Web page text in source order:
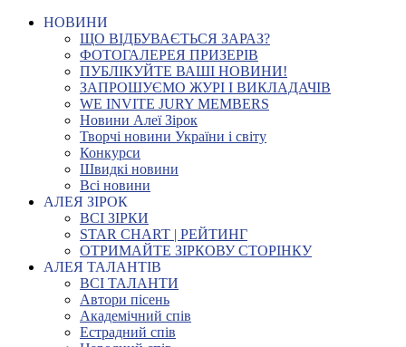
НОВИНИ
ЩО ВІДБУВАЄТЬСЯ ЗАРАЗ?
ФОТОГАЛЕРЕЯ ПРИЗЕРІВ
ПУБЛІКУЙТЕ ВАШІ НОВИНИ!
ЗАПРОШУЄМО ЖУРІ І ВИКЛАДАЧІВ
WE INVITE JURY MEMBERS
Новини Алеї Зірок
Творчі новини України і світу
Конкурси
Швидкі новини
Всі новини
АЛЕЯ ЗІРОК
ВСІ ЗІРКИ
STAR CHART | РЕЙТИНГ
ОТРИМАЙТЕ ЗІРКОВУ СТОРІНКУ
АЛЕЯ ТАЛАНТІВ
ВСІ ТАЛАНТИ
Автори пісень
Академічний спів
Естрадний спів